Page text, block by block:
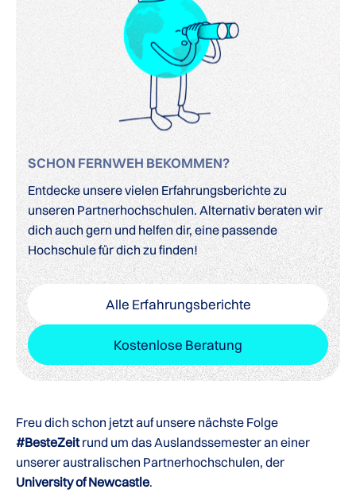
SCHON FERNWEH BEKOMMEN?
Entdecke unsere vielen Erfahrungsberichte zu
unseren Partnerhochschulen. Alternativ beraten wir
dich auch gern und helfen dir, eine passende
Hochschule für dich zu finden!
Alle Erfahrungsberichte
Kostenlose Beratung
Freu dich schon jetzt auf unsere nächste Folge
#BesteZeitrund um das Auslandssemester an einer
unserer australischen Partnerhochschulen, der
University of Newcastle.